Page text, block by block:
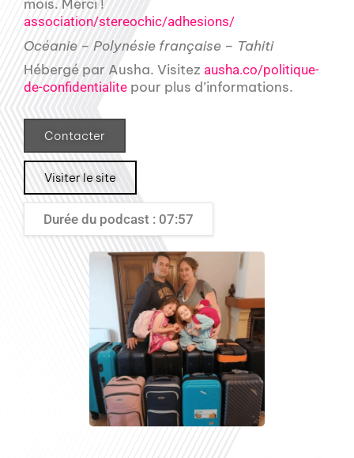
mois. Merci !
association/stereochic/adhesions/
Océanie – Polynésie française – Tahiti
Hébergé par Ausha. Visitez ausha.co/politique-
de-confidentialite pour plus d’informations.
Contacter
Visiter le site
Durée du podcast : 07:57